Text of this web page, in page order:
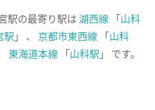
駅の最寄り駅は 湖西線 「山科
駅 」 、 京都市東西線 「山科
東海道本線 「山科駅 」 です。